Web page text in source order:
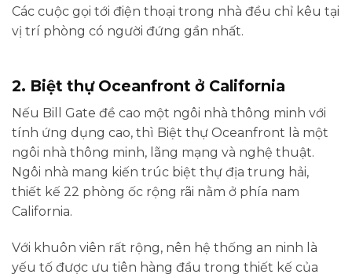
Các cuộc gọi tới điện thoại trong nhà đều chỉ kêu tại
vị trí phòng có người đứng gần nhất.
2. Biệt thự Oceanfront ở California
Nếu Bill Gate đề cao một ngôi nhà thông minh với
tính ứng dụng cao, thì Biệt thự Oceanfront là một
ngôi nhà thông minh, lãng mạng và nghệ thuật.
Ngôi nhà mang kiến trúc biệt thự địa trung hải,
thiết kế 22 phòng ốc rộng rãi nằm ở phía nam
California.
Với khuôn viên rất rộng, nên hệ thống an ninh là
yếu tố được ưu tiên hàng đầu trong thiết kế của